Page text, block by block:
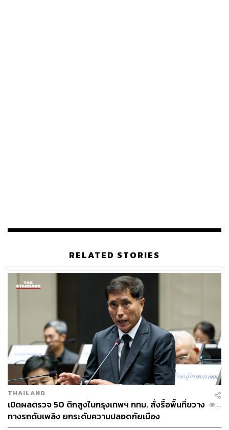
RELATED STORIES
THAILAND
เปิดผลตรวจ 50 ตึกสูงในกรุงเทพฯ กทม. สั่งรื้อพื้นที่ขวาง
ทางรถดับเพลิง ยกระดับความปลอดภัยเมือง
...